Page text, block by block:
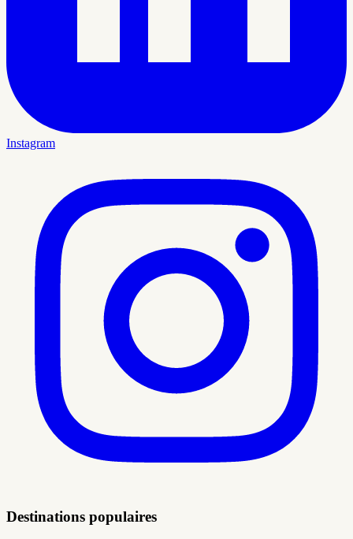
Instagram
Destinations populaires